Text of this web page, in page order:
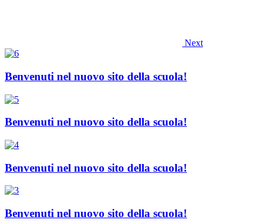
Next
Benvenuti nel nuovo sito della scuola!
Benvenuti nel nuovo sito della scuola!
Benvenuti nel nuovo sito della scuola!
Benvenuti nel nuovo sito della scuola!